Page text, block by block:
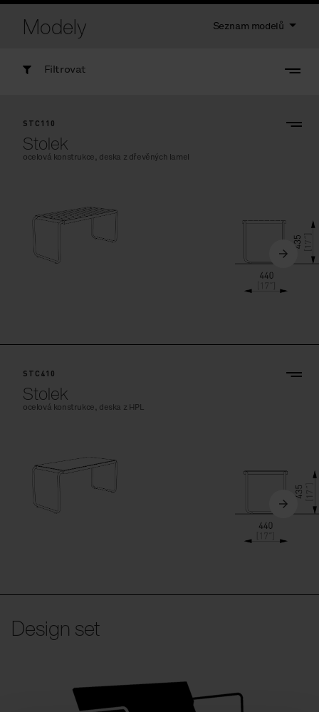
Modely Seznam modelů
Filtrovat
STC110
Stolek
ocelová konstrukce, deska z dřevěných lamel
STC410
Stolek
ocelová konstrukce, deska z HPL
Design set